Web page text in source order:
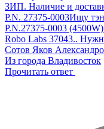
ЗИП. Наличие и
P.N. 27375-0003Ищу тэн
P.N.27375-0003
Robo Labs 37043..
Сотов Яков
Из города Владивосток
Прочитать ответ